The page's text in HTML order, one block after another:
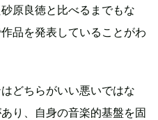
原良徳と比べるまでもな
品を発表していることがわ
どちらがいい悪いではな
り、自身の音楽的基盤を固